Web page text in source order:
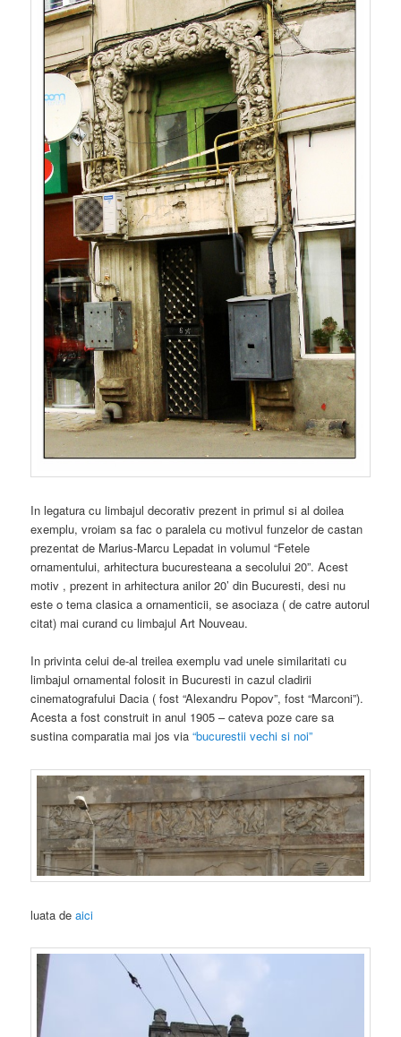
In legatura cu limbajul decorativ prezent in primul si al doilea
exemplu, vroiam sa fac o paralela cu motivul funzelor de castan
prezentat de Marius-Marcu Lepadat in volumul “Fetele
ornamentului, arhitectura bucuresteana a secolului 20”. Acest
motiv , prezent in arhitectura anilor 20’ din Bucuresti, desi nu
este o tema clasica a ornamenticii, se asociaza ( de catre autorul
citat) mai curand cu limbajul Art Nouveau.
In privinta celui de-al treilea exemplu vad unele similaritati cu
limbajul ornamental folosit in Bucuresti in cazul cladirii
cinematografului Dacia ( fost “Alexandru Popov”, fost “Marconi”).
Acesta a fost construit in anul 1905 – cateva poze care sa
sustina comparatia mai jos via“bucurestii vechi si noi”
luata deaici